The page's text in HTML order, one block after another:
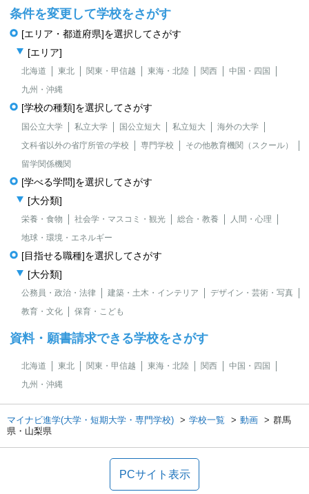
条件を変更して学校をさがす
[エリア・都道府県]を選択してさがす
[エリア]
北海道 東北 関東・甲信越 東海・北陸 関西
中国・四国
九州・沖縄
[学校の種類]を選択してさがす
国公立大学 私立大学 国公立短大 私立短大
海外の大学
文科省以外の省庁所管の学校
専門学校
その他教育機関（スクール）
留学関係機関
[学べる学問]を選択してさがす
[大分類]
栄養・食物 社会学・マスコミ・観光 総合・教養
人間・心理
地球・環境・エネルギー
[目指せる職種]を選択してさがす
[大分類]
公務員・政治・法律 建築・土木・インテリア
デザイン・芸術・写真
教育・文化
保育・こども
資料・願書請求できる学校をさがす
北海道 東北 関東・甲信越 東海・北陸 関西
中国・四国
九州・沖縄
マイナビ進学(大学・短期大学・専門学校) 学校一覧 動画
群馬
県・山梨県
PCサイト表示